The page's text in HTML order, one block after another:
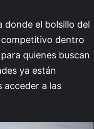
donde el bolsillo del
competitivo dentro
quienes buscan
ya están
acceder a las